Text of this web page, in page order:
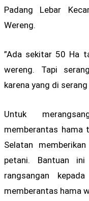
Padang Lebar
Wereng.
”Ada sekitar 50 Ha
wereng. Tapi
karena yang di serang
Untuk
memberantas hama
Selatan
petani. Bantuan
rangsangan
memberantas hama